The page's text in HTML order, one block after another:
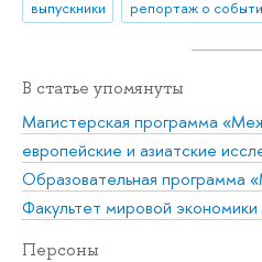
выпускники репортаж о
В статье упомянуты
Магистерская программа
европейские и азиатские
Образовательная программа
Факультет мировой
Персоны